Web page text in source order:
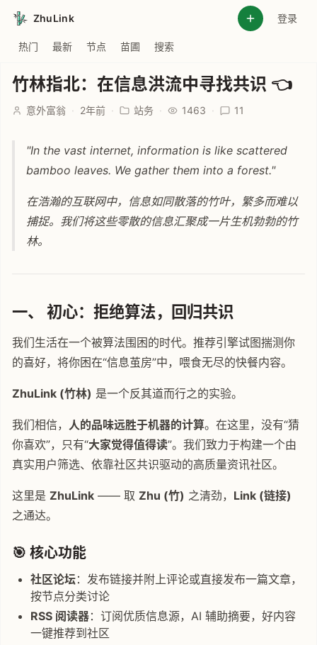
ZhuLink 登录
热门 最新 节点 苗圃 搜索
竹林指北：在信息洪流中寻找共识 👈
意外富翁 · 2年前 · 站务 · 1463 · 11
"In the vast internet, information is like scattered
bamboo leaves. We gather them into a forest."
在浩瀚的互联网中，信息如同散落的竹叶，繁多而难以
捕捉。我们将这些零散的信息汇聚成一片生机勃勃的竹
林。
一、 初心：拒绝算法，回归共识
我们生活在一个被算法围困的时代。推荐引擎试图揣测你
的喜好，将你困在“信息茧房”中，喂食无尽的快餐内容。
ZhuLink (竹林) 是一个反其道而行之的实验。
我们相信， 人的品味远胜于机器的计算。在这里，没有“猜
你喜欢”，只有“大家觉得值得读”。我们致力于构建一个由
真实用户筛选、依靠社区共识驱动的高质量资讯社区。
这里是 ZhuLink —— 取 Zhu (竹) 之清劲， Link (链接)
之通达。
🎯 核心功能
社区论坛：发布链接并附上评论或直接发布一篇文章，
按节点分类讨论
RSS 阅读器：订阅优质信息源，AI 辅助摘要，好内容
一键推荐到社区